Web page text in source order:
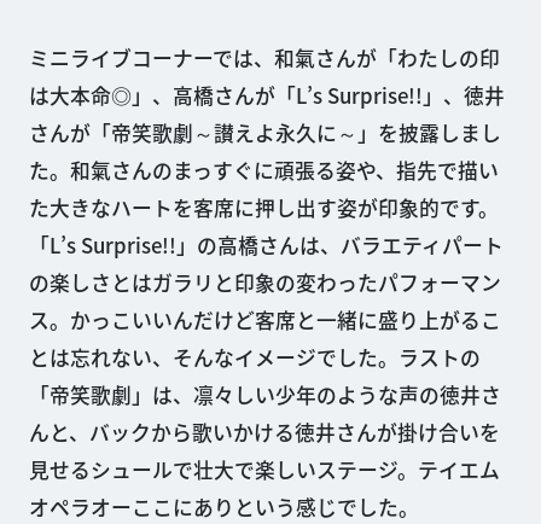
ミニライブコーナーでは、和氣さんが「わたしの印
は大本命◎」、高橋さんが「L’s Surprise!!」、徳井
さんが「帝笑歌劇～讃えよ永久に～」を披露しまし
た。和氣さんのまっすぐに頑張る姿や、指先で描い
た大きなハートを客席に押し出す姿が印象的です。
「L’s Surprise!!」の高橋さんは、バラエティパート
の楽しさとはガラリと印象の変わったパフォーマン
ス。かっこいいんだけど客席と一緒に盛り上がるこ
とは忘れない、そんなイメージでした。ラストの
「帝笑歌劇」は、凛々しい少年のような声の徳井さ
んと、バックから歌いかける徳井さんが掛け合いを
見せるシュールで壮大で楽しいステージ。テイエム
オペラオーここにありという感じでした。